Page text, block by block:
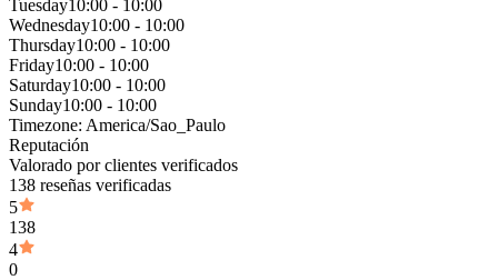
Tuesday10:00 - 10:00
Wednesday10:00 - 10:00
Thursday10:00 - 10:00
Friday10:00 - 10:00
Saturday10:00 - 10:00
Sunday10:00 - 10:00
Timezone: America/Sao_Paulo
Reputación
Valorado por clientes verificados
138 reseñas verificadas
5
138
4
0